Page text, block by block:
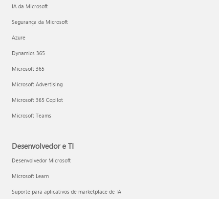
IA da Microsoft
Segurança da Microsoft
Azure
Dynamics 365
Microsoft 365
Microsoft Advertising
Microsoft 365 Copilot
Microsoft Teams
Desenvolvedor e TI
Desenvolvedor Microsoft
Microsoft Learn
Suporte para aplicativos de marketplace de IA